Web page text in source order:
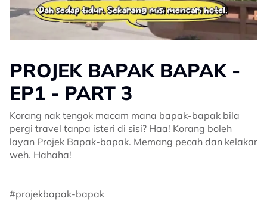
PROJEK BAPAK BAPAK -
EP1 - PART 3
Korang nak tengok macam mana bapak-bapak bila
pergi travel tanpa isteri di sisi? Haa! Korang boleh
layan Projek Bapak-bapak. Memang pecah dan kelakar
weh. Hahaha!
#projekbapak-bapak